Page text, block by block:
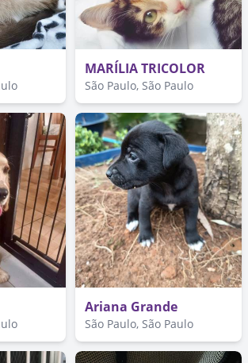
MARÍLIA TRICOLOR
São Paulo, São Paulo
Ariana Grande
São Paulo, São Paulo